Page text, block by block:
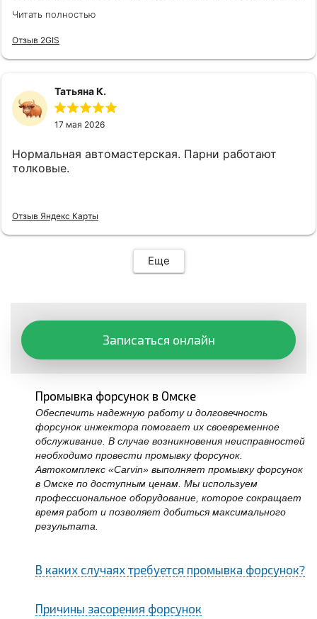
Читать полностью
Отзыв 2GIS
Татьяна К.
17 мая 2026
Нормальная автомастерская. Парни работают
толковые.
Отзыв Яндекс Карты
Еще
Записаться онлайн
Промывка форсунок в Омске
Обеспечить надежную работу и долговечность
форсунок инжектора помогает их своевременное
обслуживание. В случае возникновения неисправностей
необходимо провести промывку форсунок.
Автокомплекс «Carvin» выполняет промывку форсунок
в Омске по доступным ценам. Мы используем
профессиональное оборудование, которое сокращает
время работ и позволяет добиться максимального
результата.
В каких случаях требуется промывка форсунок?
Причины засорения форсунок